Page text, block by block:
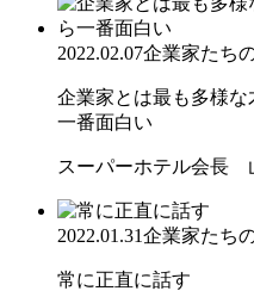
2022.02.07企業家たち
企業家とは最も多様
一番面白い
スーパーホテル会長
2022.01.31企業家たち
常に正直に話す